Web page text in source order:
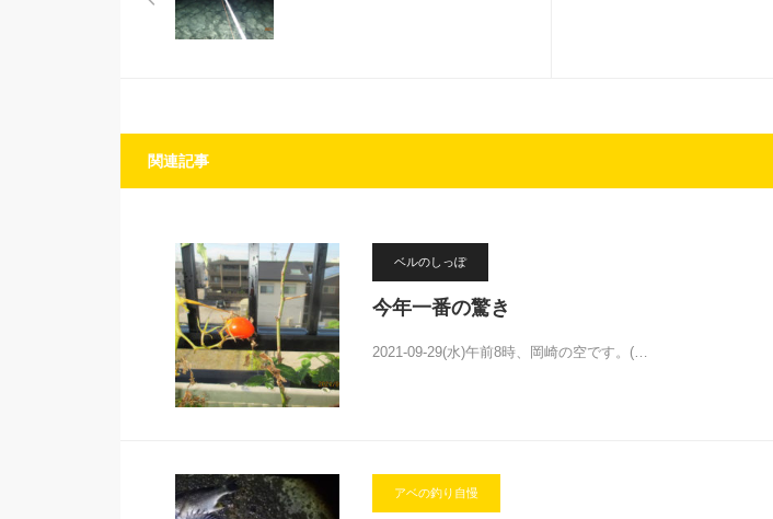
関連記事
ベルのしっぽ
今年一番の驚き
2021-09-29(水)午前8時、岡崎の空です。(…
アベの釣り自慢